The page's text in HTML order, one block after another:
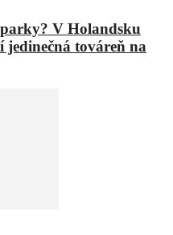
V Holandsku
jedinečná továreň na